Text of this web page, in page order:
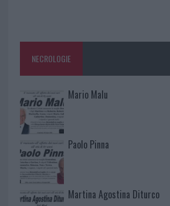
NECROLOGIE
Mario Malu
Paolo Pinna
Martina Agostina Diturco